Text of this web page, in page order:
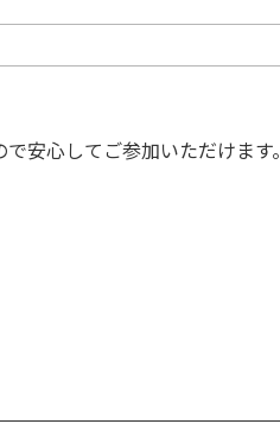
安心してご参加いただけます。